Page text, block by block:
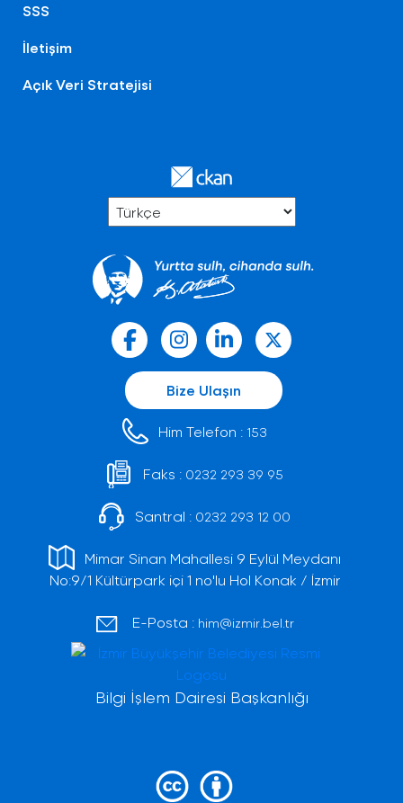
SSS
İletişim
Açık Veri Stratejisi
Bize Ulaşın
Him Telefon : 153
Faks : 0232 293 39 95
Santral : 0232 293 12 00
Mimar Sinan Mahallesi 9 Eylül Meydanı
No:9/1 Kültürpark içi 1 no'lu Hol Konak / İzmir
E-Posta : him@izmir.bel.tr
Bilgi İşlem Dairesi Başkanlığı